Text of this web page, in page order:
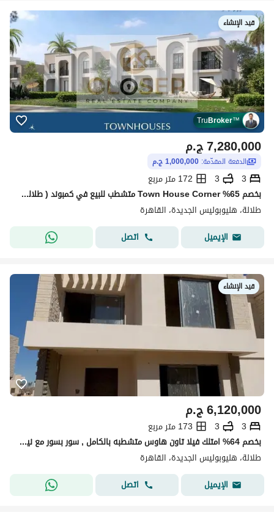
قيد الإنشاء
TruBroker™
ج.م7,280,000
الدفعة المقدّمة: 1,000,000 ج.م
3
3
172 متر مربع
بخصم 65% Town House Corner متشطب للبيع في كمبوند ( طلالة ) من شركة مدينة مصر + اطول فترة سداد علي 15 سنة
طلالة، هليوبوليس الجديدة، القاهرة
الإيميل
اتصل
قيد الإنشاء
ج.م6,120,000
3
3
173 متر مربع
بخصم 64% امتلك فيلا تاون هاوس متشطبه بالكامل , سور بسور مع نيو جيزه و سوديك ايست و بجوار كارفور الشروق في كمبوند تلالا هليوبوليس الجديده - Talala New
طلالة، هليوبوليس الجديدة، القاهرة
الإيميل
اتصل